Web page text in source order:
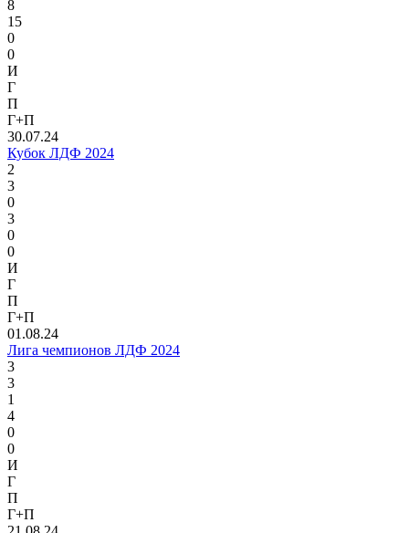
8
15
0
0
И
Г
П
Г+П
30.07.24
Кубок ЛДФ 2024
2
3
0
3
0
0
И
Г
П
Г+П
01.08.24
Лига чемпионов ЛДФ 2024
3
3
1
4
0
0
И
Г
П
Г+П